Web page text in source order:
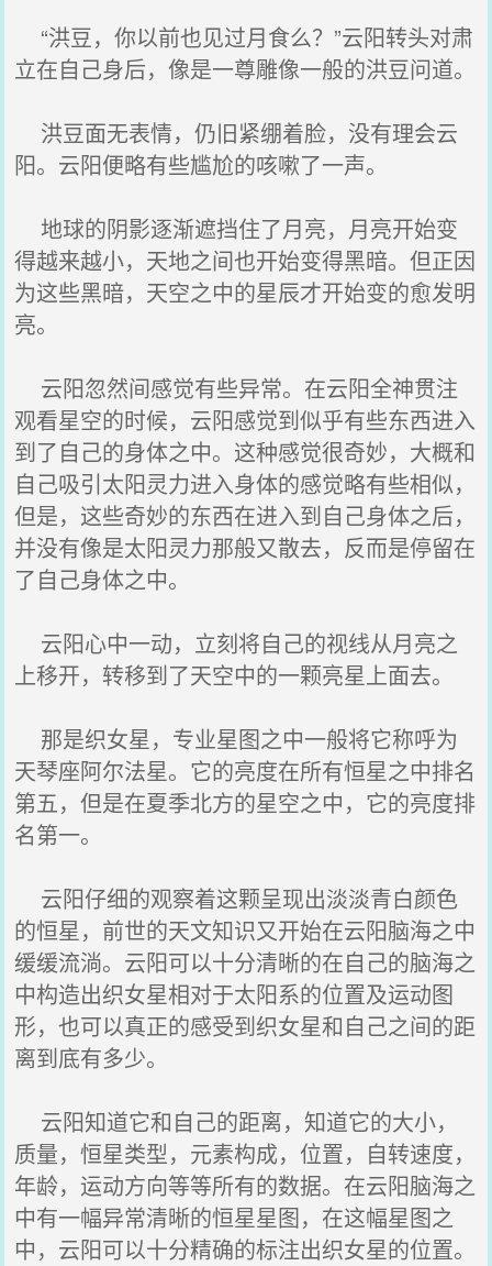
“洪豆，你以前也见过月食么？”云阳转头对肃
立在自己身后，像是一尊雕像一般的洪豆问道。
洪豆面无表情，仍旧紧绷着脸，没有理会云
阳。云阳便略有些尴尬的咳嗽了一声。
地球的阴影逐渐遮挡住了月亮，月亮开始变
得越来越小，天地之间也开始变得黑暗。但正因
为这些黑暗，天空之中的星辰才开始变的愈发明
亮。
云阳忽然间感觉有些异常。在云阳全神贯注
观看星空的时候，云阳感觉到似乎有些东西进入
到了自己的身体之中。这种感觉很奇妙，大概和
自己吸引太阳灵力进入身体的感觉略有些相似，
但是，这些奇妙的东西在进入到自己身体之后，
并没有像是太阳灵力那般又散去，反而是停留在
了自己身体之中。
云阳心中一动，立刻将自己的视线从月亮之
上移开，转移到了天空中的一颗亮星上面去。
那是织女星，专业星图之中一般将它称呼为
天琴座阿尔法星。它的亮度在所有恒星之中排名
第五，但是在夏季北方的星空之中，它的亮度排
名第一。
云阳仔细的观察着这颗呈现出淡淡青白颜色
的恒星，前世的天文知识又开始在云阳脑海之中
缓缓流淌。云阳可以十分清晰的在自己的脑海之
中构造出织女星相对于太阳系的位置及运动图
形，也可以真正的感受到织女星和自己之间的距
离到底有多少。
云阳知道它和自己的距离，知道它的大小，
质量，恒星类型，元素构成，位置，自转速度，
年龄，运动方向等等所有的数据。在云阳脑海之
中有一幅异常清晰的恒星星图，在这幅星图之
中，云阳可以十分精确的标注出织女星的位置。